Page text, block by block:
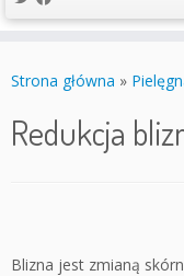
do
Strona główna »
Redukcja
Blizna jest zmianą